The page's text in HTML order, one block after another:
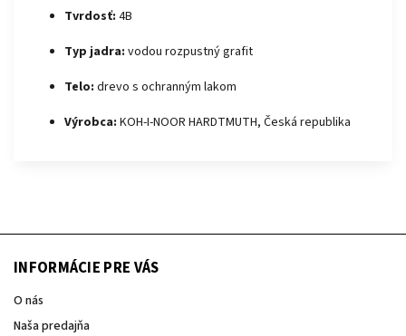
Tvrdosť: 4B
Typ jadra: vodou rozpustný grafit
Telo: drevo s ochranným lakom
Výrobca: KOH-I-NOOR HARDTMUTH, Česká republika
INFORMÁCIE PRE VÁS
O nás
Naša predajňa